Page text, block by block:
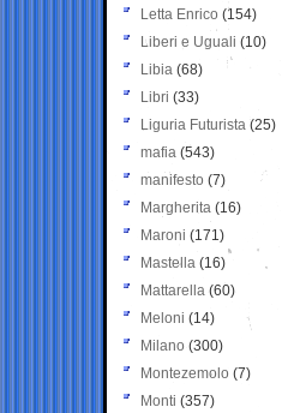
Letta Enrico (154)
Liberi e Uguali (10)
Libia (68)
Libri (33)
Liguria Futurista (25)
mafia (543)
manifesto (7)
Margherita (16)
Maroni (171)
Mastella (16)
Mattarella (60)
Meloni (14)
Milano (300)
Montezemolo (7)
Monti (357)